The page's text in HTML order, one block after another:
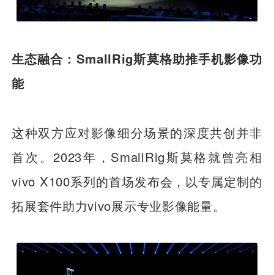
生态融合：SmallRig斯莫格助推手机影像功
能
这种双方应对影像细分场景的深度共创并非
首次。2023年，SmallRig斯莫格就曾亮相
vivo X100系列的首场发布会，以专属定制的
拓展套件助力vivo展示专业影像能量。